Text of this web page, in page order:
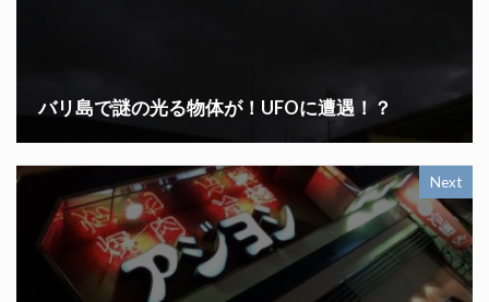
バリ島で謎の光る物体が！UFOに遭遇！？
Next